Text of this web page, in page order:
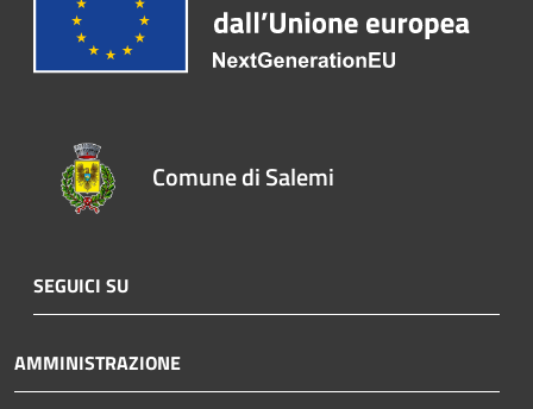
Comune di Salemi
SEGUICI SU
AMMINISTRAZIONE